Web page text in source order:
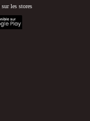
les stores